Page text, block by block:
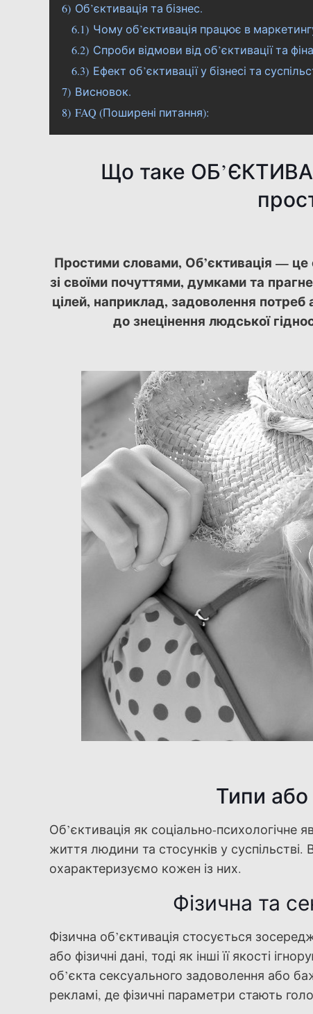
6) Об’єктивація та бізнес.
6.1) Чому об’єктивація працює в
6.2) Спроби відмови від об’єктивації та
6.3) Ефект об’єктивації у бізнесі та
7) Висновок.
8) FAQ (Поширені питання):
Що таке
Простими словами, Об’єктивація — це
зі своїми почуттями, думками та
цілей, наприклад, задоволення
до знецінення людської
Типи або
Об’єктивація як соціально-психологічне
життя людини та стосунків у суспільстві.
охарактеризуємо кожен із них.
Фізична та
Фізична об’єктивація стосується
або фізичні дані, тоді як інші її якості
об’єкта сексуального задоволення або
рекламі, де фізичні параметри стають